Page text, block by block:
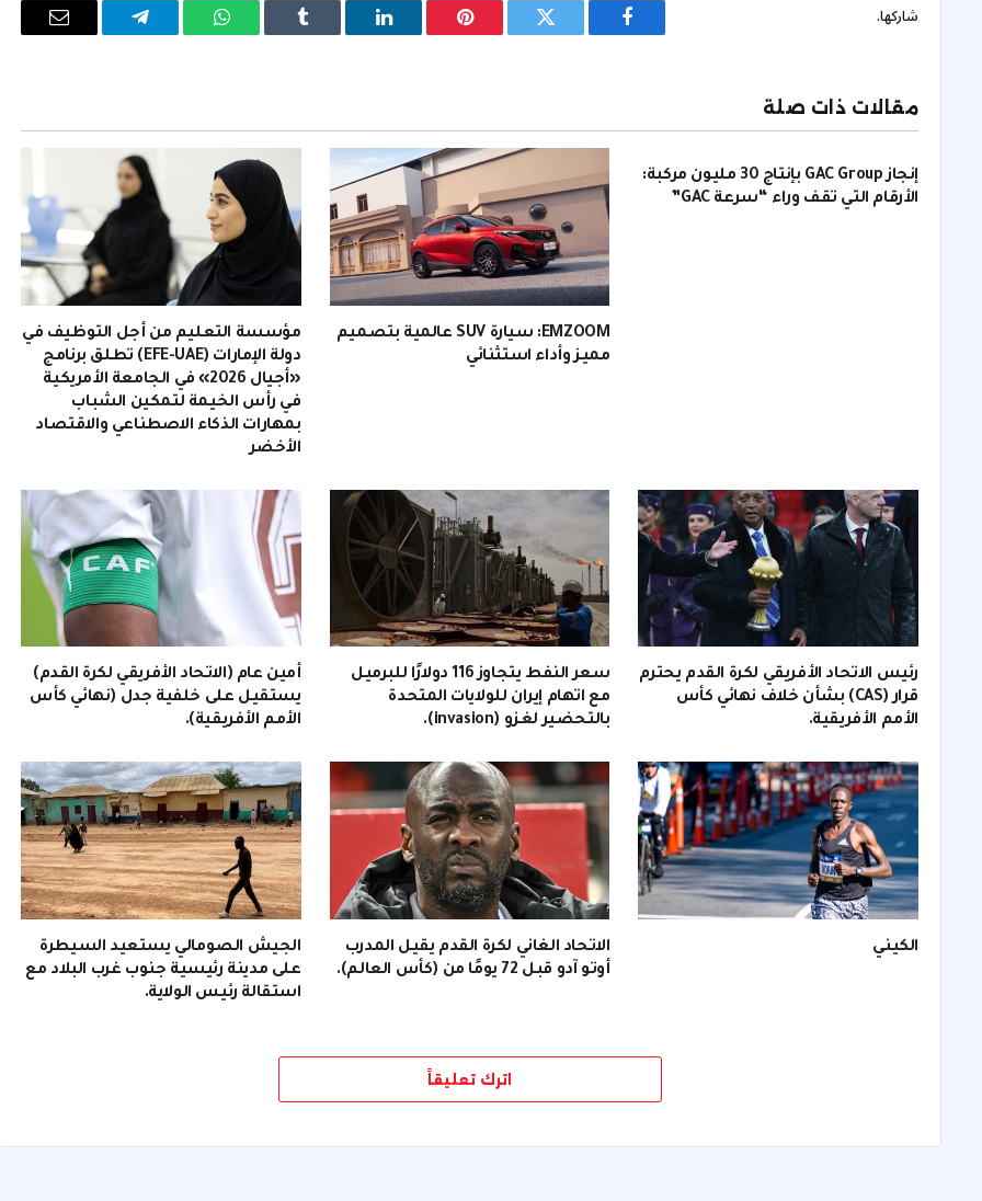
شاركها.
فيسبوك تويتر بينتيريستلينكدإن Tumblr واتساب تيلقرام
البريد
مقالات ذات صلة
إنجاز GAC Group بإنتاج 30 مليون مركبة:
الأرقام التي تقف وراء “سرعة GAC”
EMZOOM: سيارة SUV عالمية بتصميم
مميز وأداء استثنائي
مؤسسة التعليم من أجل التوظيف في
دولة الإمارات (EFE-UAE) تطلق برنامج
«أجيال 2026» في الجامعة الأمريكية
في رأس الخيمة لتمكين الشباب
بمهارات الذكاء الاصطناعي والاقتصاد
الأخضر
رئيس الاتحاد الأفريقي لكرة القدم يحترم
قرار (CAS) بشأن خلاف نهائي كأس
الأمم الأفريقية.
سعر النفط يتجاوز 116 دولارًا للبرميل
مع اتهام إيران للولايات المتحدة
بالتحضير لغزو (invasion).
أمين عام (الاتحاد الأفريقي لكرة القدم)
يستقيل على خلفية جدل (نهائي كأس
الأمم الأفريقية).
الكيني
الاتحاد الغاني لكرة القدم يقيل المدرب
أوتو آدو قبل 72 يومًا من (كأس العالم).
الجيش الصومالي يستعيد السيطرة
على مدينة رئيسية جنوب غرب البلاد مع
استقالة رئيس الولاية.
اترك تعليقاً